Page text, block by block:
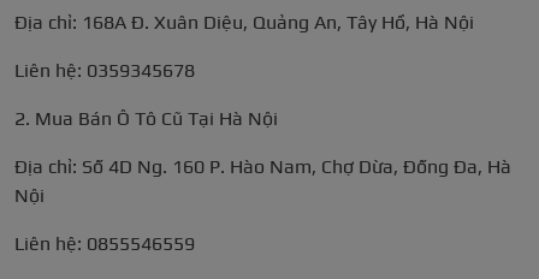
Địa chỉ: 168A Đ. Xuân Diệu, Quảng An, Tây Hồ, Hà Nội
Liên hệ: 0359345678
2. Mua Bán Ô Tô Cũ Tại Hà Nội
Địa chỉ: Số 4D Ng. 160 P. Hào Nam, Chợ Dừa, Đống Đa, Hà
Nội
Liên hệ: 0855546559